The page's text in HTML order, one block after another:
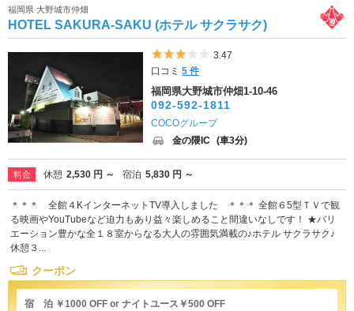
福岡県 大野城市仲畑
HOTEL SAKURA-SAKU (ホテル サクラサク)
5つ星のうち3
3.47
口コミ5 件
福岡県大野城市仲畑1-10-46
092-592-1811
COCOグループ
金の隈IC (車3分)
料金 休憩 2,530 円 ～ 宿泊 5,830 円 ～
＊＊＊ 全館４KインターネットTV導入しました ＊＊＊ 全館６5型ＴＶで観
る映画やYouTubeなど迫力もあり益々楽しめること間違いなしです！ ★バリ
エーション豊かな全１８室からなる大人の雰囲気満載の♪ホテル サクラサク♪
休憩３...
クーポン
宿 泊 ￥1000 OFF or ナイトユース￥500 OFF